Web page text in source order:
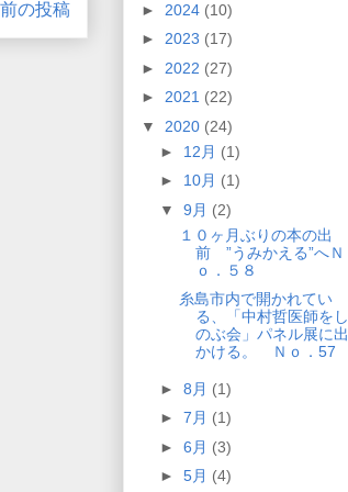
前の投稿
► 2024 (10)
► 2023 (17)
► 2022 (27)
► 2021 (22)
▼ 2020 (24)
► 12月 (1)
► 10月 (1)
▼ 9月 (2)
１０ヶ月ぶりの本の出
前 ”うみかえる”へＮ
ｏ．５８
糸島市内で開かれてい
る、「中村哲医師をし
のぶ会」パネル展に出
かける。 Ｎｏ．57
► 8月 (1)
► 7月 (1)
► 6月 (3)
► 5月 (4)